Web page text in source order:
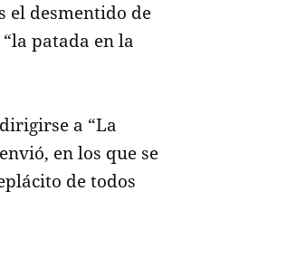
el desmentido de
patada en la
a “La
en los que se
de todos